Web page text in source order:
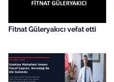
Fitnat Güleryakıcı vefat etti